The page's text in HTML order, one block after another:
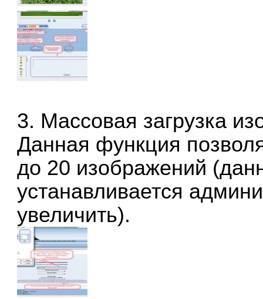
3. Массовая загрузка
Данная функция
до 20 изображений
устанавливается
увеличить).